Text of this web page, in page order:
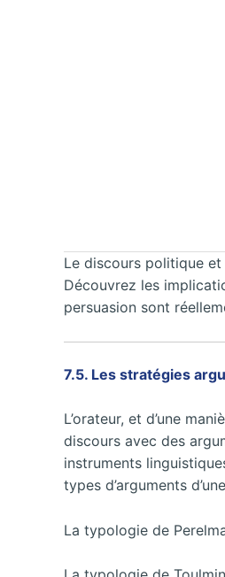
Le discours politique
Découvrez les
persuasion sont
7.5. Les stratégies
L’orateur, et d’une
discours avec des
instruments
types d’arguments
La typologie de